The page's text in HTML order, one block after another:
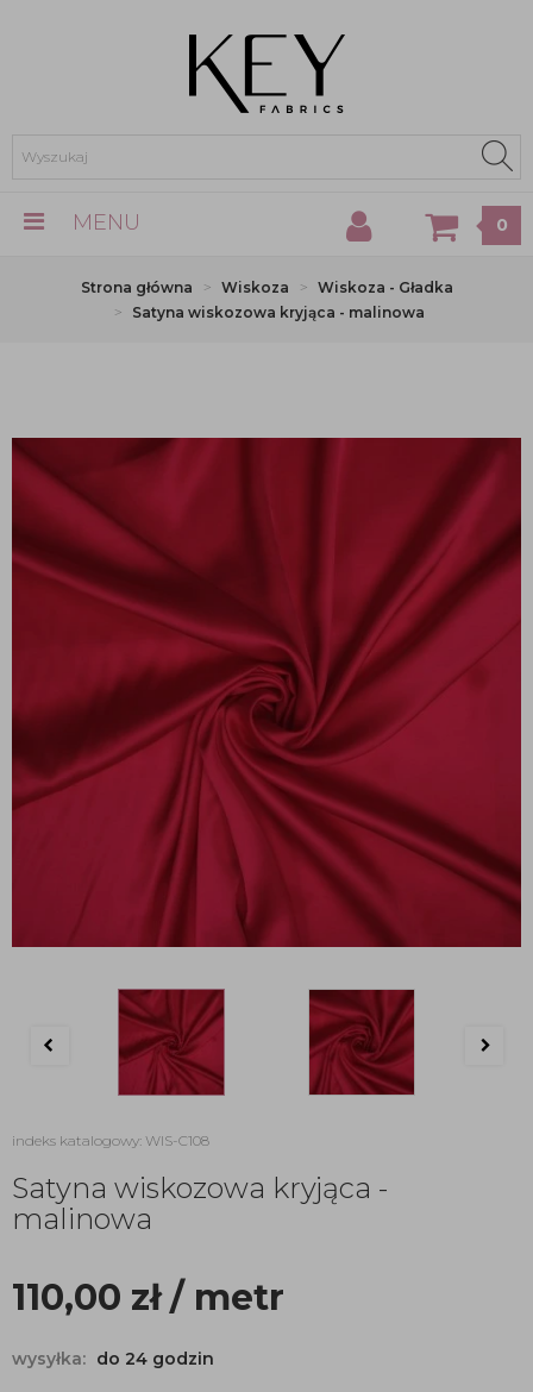
MENU 0
Strona główna Wiskoza
Wiskoza - Gładka
Satyna wiskozowa kryjąca - malinowa
indeks katalogowy: WIS-C108
Satyna wiskozowa kryjąca -
malinowa
110,00 zł/ metr
wysyłka: do 24 godzin